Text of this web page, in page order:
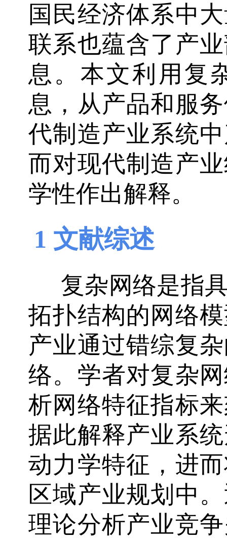
国民经济体系中
联系也蕴含了产
息。本文利用复
息，从产品和服
代制造产业系统
而对现代制造产
学性作出解释。
1 文献综述
复杂网络是指
拓扑结构的网络
产业通过错综复
络。学者对复杂
析网络特征指标
据此解释产业系
动力学特征，进
区域产业规划中
理论分析产业竞